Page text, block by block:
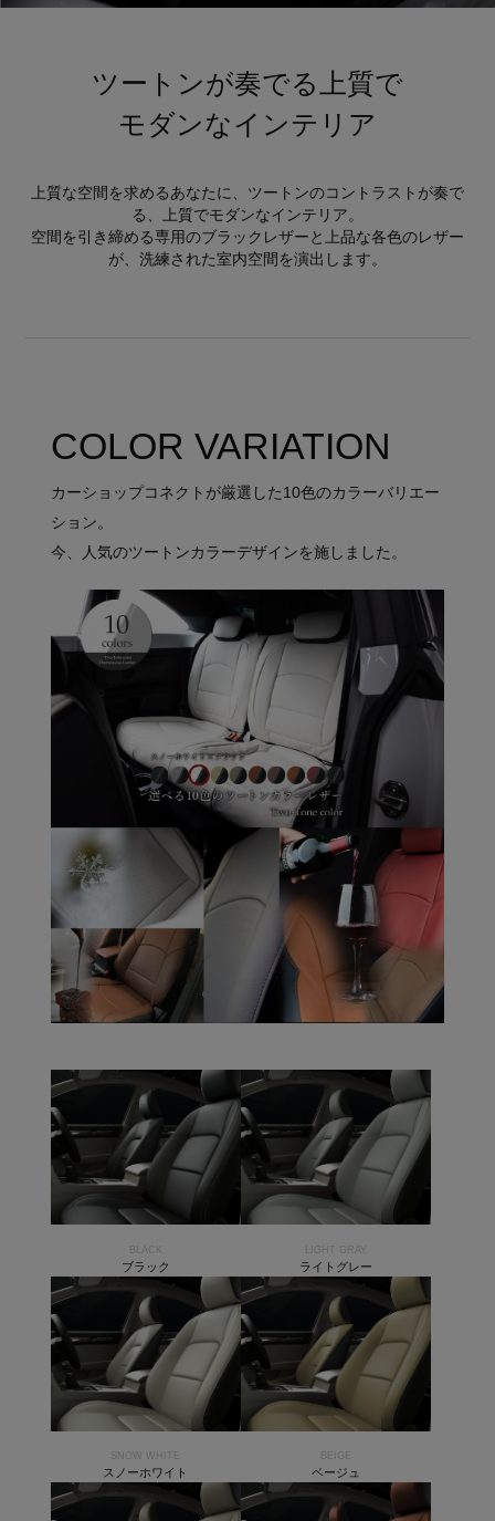
ツートンが奏でる上質で
モダンなインテリア
上質な空間を求めるあなたに、ツートンのコントラストが奏で
る、上質でモダンなインテリア。
空間を引き締める専用のブラックレザーと上品な各色のレザー
が、洗練された室内空間を演出します。
COLOR VARIATION
カーショップコネクトが厳選した10色のカラーバリエー
ション。
今、人気のツートンカラーデザインを施しました。
BLACK
ブラック
LIGHT GRAY
ライトグレー
SNOW WHITE
スノーホワイト
BEIGE
ベージュ